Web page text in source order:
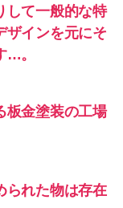
して一般的な特
ザインを元にそ
…。
板金塗装の工場
られた物は存在